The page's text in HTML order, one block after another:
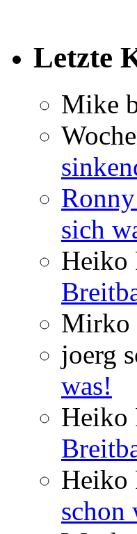
Letzte
Mike
sich
Heiko
Mirko
joerg
was!
Heiko
Heiko
schon